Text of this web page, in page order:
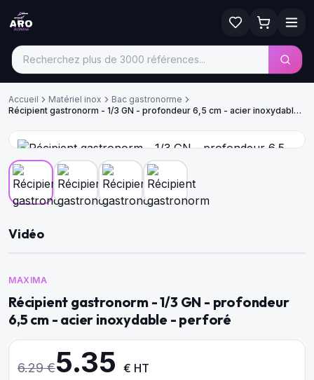
Accueil Matériel inox
Bac gastronorme
Récipient gastronorm - 1/3 GN - profondeur 6,5 cm - acier inoxydable -
Vidéo
MAXIMA
Récipient gastronorm - 1/3 GN - profondeur
6,5 cm - acier inoxydable - perforé
6.29€5.35 € HT